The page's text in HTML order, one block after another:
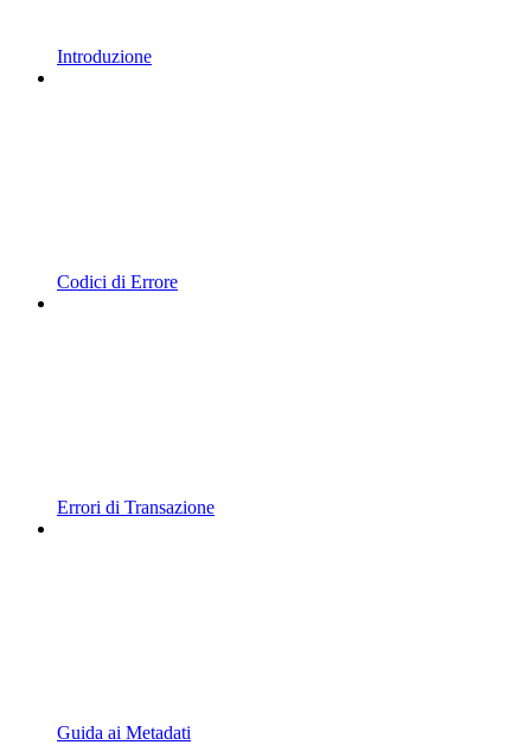
Introduzione
Codici di Errore
Errori di Transazione
Guida ai Metadati